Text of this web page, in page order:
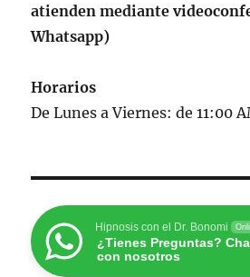
atienden mediante
Whatsapp)
Horarios
De Lunes a Viernes: de 11:00
Hipnosis con el Dr. Bonomi
¿Tienes Preguntas?
con nosotros